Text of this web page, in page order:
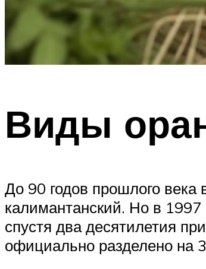
Виды
До 90 годов прошлого века
калимантанский. Но в 1997
спустя два десятилетия
официально разделено на